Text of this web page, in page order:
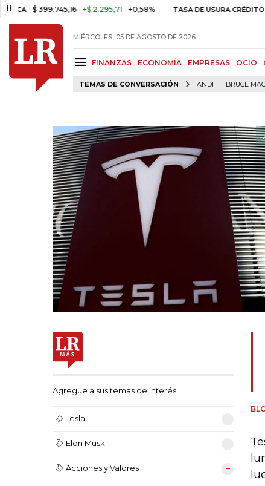
$ 399.745,16 +$ 2.295,71 +0,58% TASA DE USURA CRÉDITO
MIÉRCOLES, 05 DE AGOSTO DE 2026
FINANZAS ECONOMÍA EMPRESAS OCIO
TEMAS DE CONVERSACIÓN ANDI BRUCE
Agregue a sus temas de interés
Tesla
Elon Musk
Acciones y Valores